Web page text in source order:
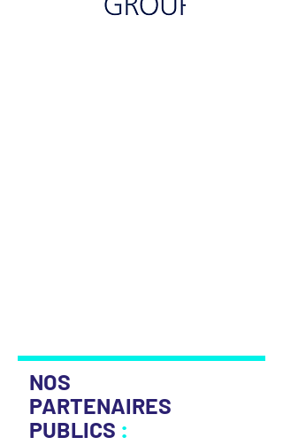
NOS
PARTENAIRES
PUBLICS :